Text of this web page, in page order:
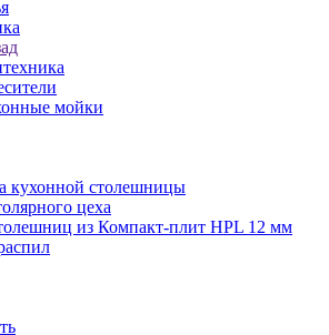
мойки
кухонной столешницы
цеха
из Компакт-плит HPL 12 мм